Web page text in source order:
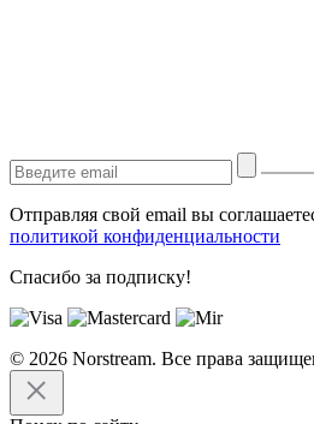
Отправляя свой email вы
политикой конфиденциальности
Спасибо за подписку!
© 2026 Norstream. Все права